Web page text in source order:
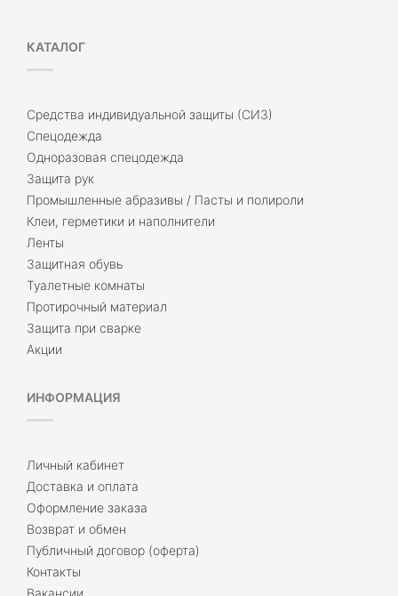
КАТАЛОГ
Средства индивидуальной защиты (СИЗ)
Спецодежда
Одноразовая спецодежда
Защита рук
Промышленные абразивы / Пасты и полироли
Клеи, герметики и наполнители
Ленты
Защитная обувь
Туалетные комнаты
Протирочный материал
Защита при сварке
Акции
ИНФОРМАЦИЯ
Личный кабинет
Доставка и оплата
Оформление заказа
Возврат и обмен
Публичный договор (оферта)
Контакты
Вакансии